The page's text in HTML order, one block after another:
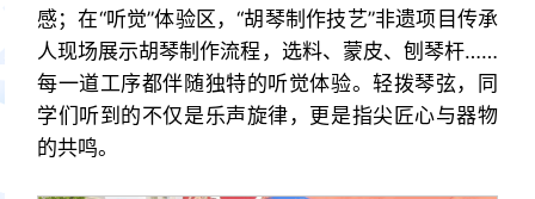
感；在“听觉”体验区，“胡琴制作技艺”非遗项目传承
人现场展示胡琴制作流程，选料、蒙皮、刨琴杆……
每一道工序都伴随独特的听觉体验。轻拨琴弦，同
学们听到的不仅是乐声旋律，更是指尖匠心与器物
的共鸣。